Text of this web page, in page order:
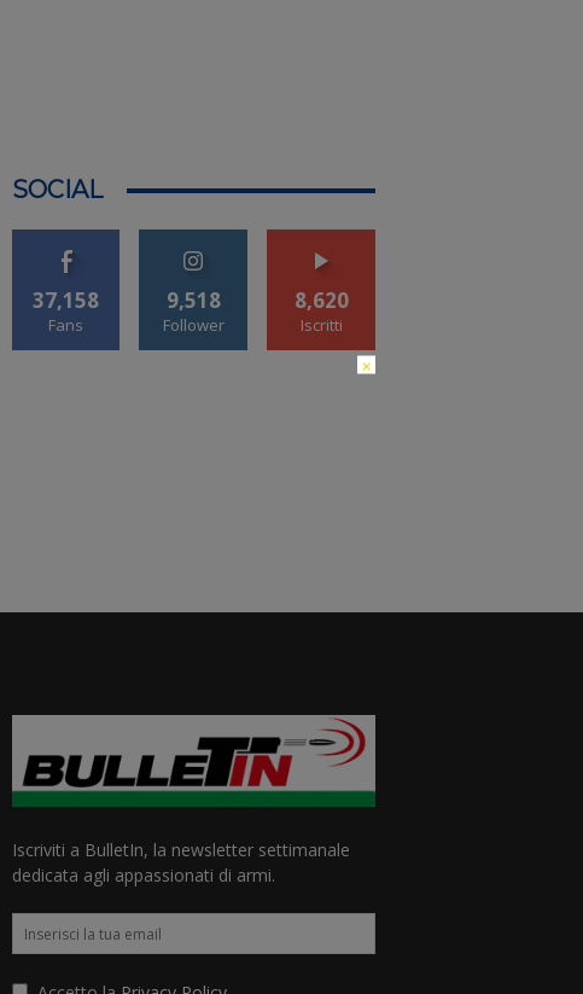
SOCIAL
37,158
Fans
9,518
Follower
8,620
Iscritti
Iscriviti a BulletIn, la newsletter settimanale
dedicata agli appassionati di armi.
×